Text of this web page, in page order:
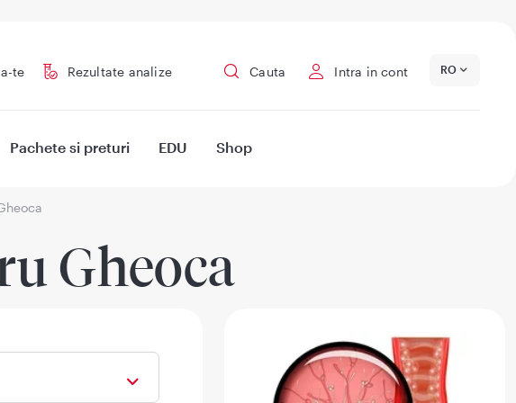
te Rezultate analize Cauta Intra in cont RO
Pachete si preturi EDU Shop
Gheoca